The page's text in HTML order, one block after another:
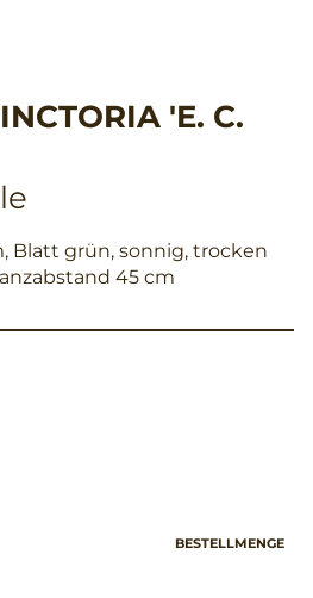
'E. C.
Blatt grün, sonnig, trocken
45 cm
BESTELLMENGE